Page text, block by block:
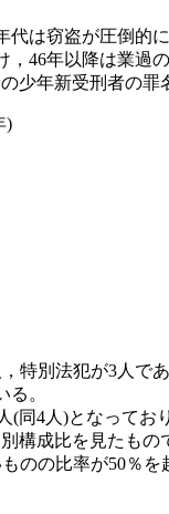
は窃盗が圧倒的
46年以降は業過
少年新受刑者の罪
)
別法犯が3人で
。
4人)となってお
構成比を見たもの
の比率が50％